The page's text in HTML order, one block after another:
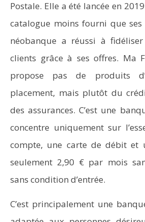
Postale. Elle a été lancée en
catalogue moins fourni que ses
néobanque a réussi à
clients grâce à ses offres. Ma
propose pas de produits
placement, mais plutôt du
des assurances. C’est une
concentre uniquement sur
compte, une carte de débit et
seulement 2,90 € par mois
sans condition d’entrée.
C’est principalement une